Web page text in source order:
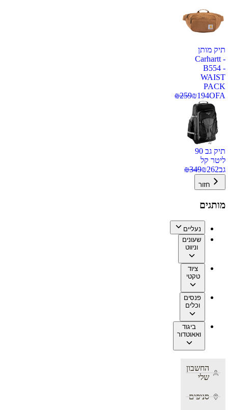
תיק מותן
Carhartt -
B554 -
WAIST
PACK
OFA
₪194
₪259
תיק גב 90
ליטר קל
גב
₪262
₪349
חזור
מותגים
נעליים
שעונים
וניווט
ציוד
טקטי
פנסים
וכלים
ביגוד
ואאוטדור
החשבון
שלי
סניפים